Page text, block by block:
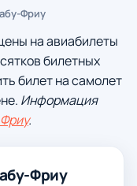
Фриу
на авиабилеты
билетных
билет на самолет
Информация
.
Фриу